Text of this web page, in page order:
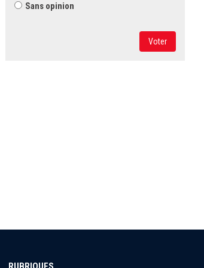
Sans opinion
Voter